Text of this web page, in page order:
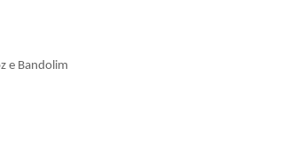
e Bandolim